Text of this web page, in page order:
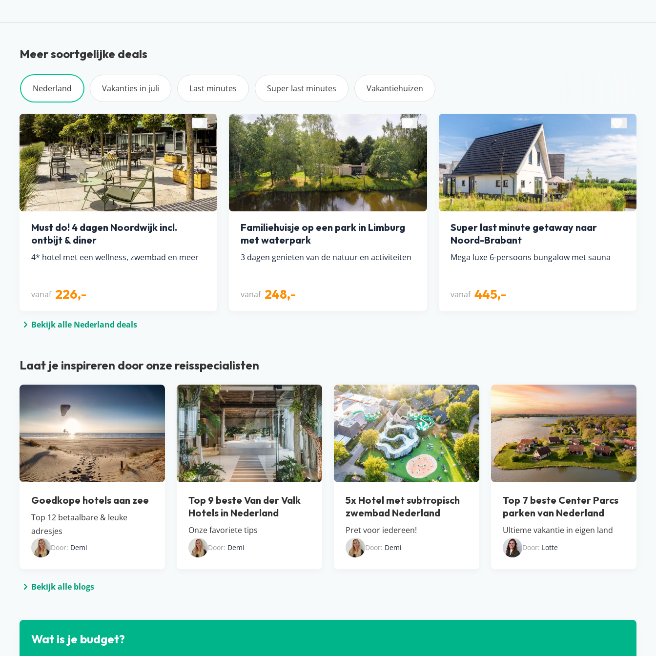
Meer soortgelijke deals
Nederland Vakanties in juli Last minutes Super last minutes Vakantiehuizen
Must do! 4 dagen Noordwijk incl.
ontbijt & diner
4* hotel met een wellness, zwembad en meer
vanaf 226,-
Familiehuisje op een park in Limburg
met waterpark
3 dagen genieten van de natuur en activiteiten
vanaf 248,-
Super last minute getaway naar
Noord-Brabant
Mega luxe 6-persoons bungalow met sauna
vanaf 445,-
Bekijk alle Nederland deals
Laat je inspireren door onze reisspecialisten
Goedkope hotels aan zee
Top 12 betaalbare & leuke
adresjes
Door: Demi
Top 9 beste Van der Valk
Hotel​s in Nederland
Onze favoriete tips
Door: Demi
5x Hotel met subtropisch
zwembad Nederland
Pret voor iedereen!
Door: Demi
Top 7 beste Center Parcs
parken van Nederland
Ultieme vakantie in eigen land
Door: Lotte
Bekijk alle blogs
Wat is je budget?